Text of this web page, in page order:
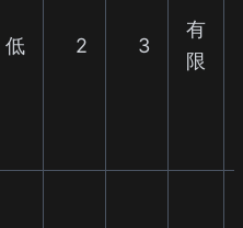
低 2 3
有
限